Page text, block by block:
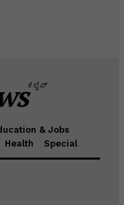
ಕೆಲೈವ್
& Jobs
Health Special